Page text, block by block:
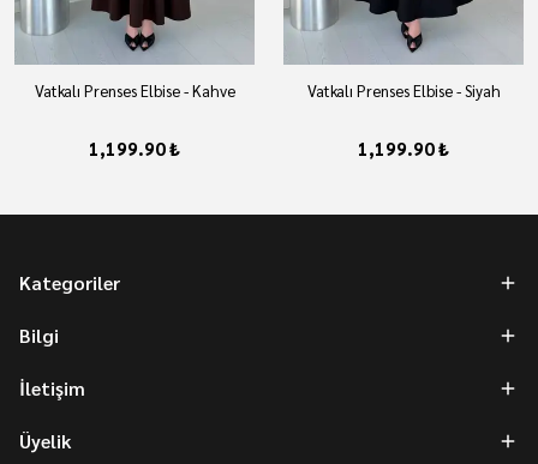
Vatkalı Prenses Elbise - Kahve
1,199.90 ₺
Vatkalı Prenses Elbise - Siyah
1,199.90 ₺
Kategoriler
Bilgi
İletişim
Üyelik